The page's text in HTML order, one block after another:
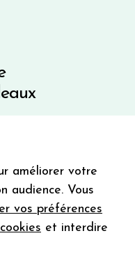
améliorer votre
audience. Vous
vos préférences
et interdire
première commande
recevoir la newsletter de la